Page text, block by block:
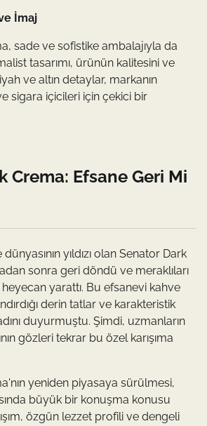
İmaj
sade ve sofistike ambalajıyla da
tasarımı, ürünün kalitesini ve
ve altın detaylar, markanın
sigara içicileri için çekici bir
Crema: Efsane Geri Mi
yıldızı olan Senator Dark
sonra geri döndü ve meraklıları
yarattı. Bu efsanevi kahve
derin tatlar ve karakteristik
duyurmuştu. Şimdi, uzmanların
gözleri tekrar bu özel karışıma
yeniden piyasaya sürülmesi,
büyük bir konuşma konusu
özgün lezzet profili ve dengeli